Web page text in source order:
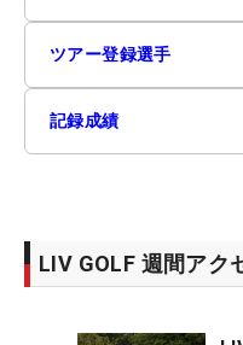
ツアー登録選手
記録成績
LIV GOLF 週間アク